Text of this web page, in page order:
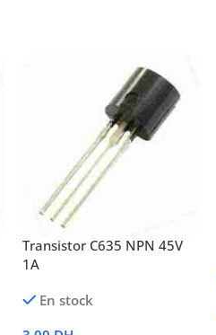
Transistor C635 NPN 45V
1A
En stock